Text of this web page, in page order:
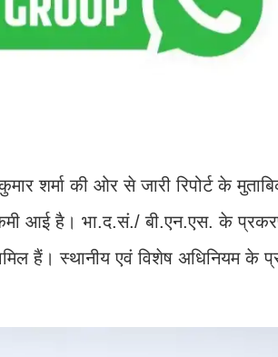
शर्मा की ओर से जारी रिपोर्ट के
कमी आई है। भा.द.सं./ बी.एन.एस. के
हैं। स्‍थानीय एवं विशेष अधिनियम के